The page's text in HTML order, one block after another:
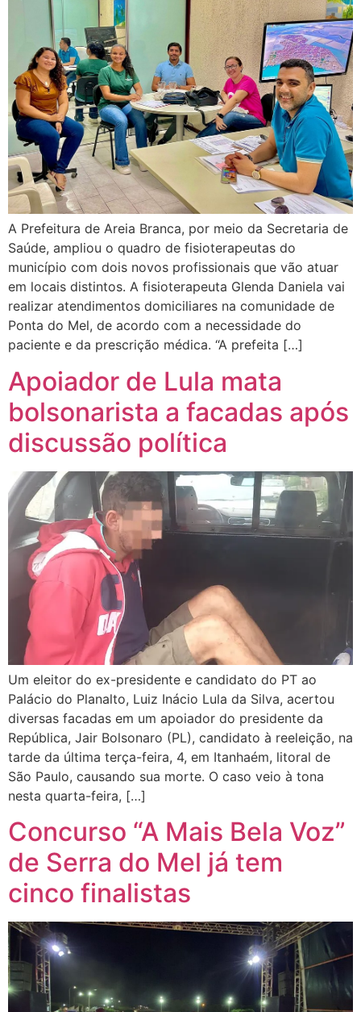
A Prefeitura de Areia Branca, por meio da Secretaria de
Saúde, ampliou o quadro de fisioterapeutas do
município com dois novos profissionais que vão atuar
em locais distintos. A fisioterapeuta Glenda Daniela vai
realizar atendimentos domiciliares na comunidade de
Ponta do Mel, de acordo com a necessidade do
paciente e da prescrição médica. “A prefeita […]
Apoiador de Lula mata
bolsonarista a facadas após
discussão política
Um eleitor do ex-presidente e candidato do PT ao
Palácio do Planalto, Luiz Inácio Lula da Silva, acertou
diversas facadas em um apoiador do presidente da
República, Jair Bolsonaro (PL), candidato à reeleição, na
tarde da última terça-feira, 4, em Itanhaém, litoral de
São Paulo, causando sua morte. O caso veio à tona
nesta quarta-feira, […]
Concurso “A Mais Bela Voz”
de Serra do Mel já tem
cinco finalistas